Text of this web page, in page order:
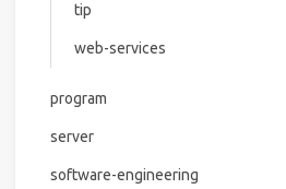
tip
web-services
program
server
software-engineering